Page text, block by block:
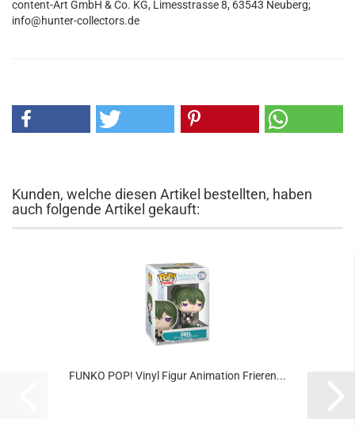
content-Art GmbH & Co. KG, Limesstrasse 8, 63543 Neuberg;
info@hunter-collectors.de
Kunden, welche diesen Artikel bestellten, haben
auch folgende Artikel gekauft:
FUNKO POP! Vinyl Figur Ani­ma­ti­on Frie­ren...